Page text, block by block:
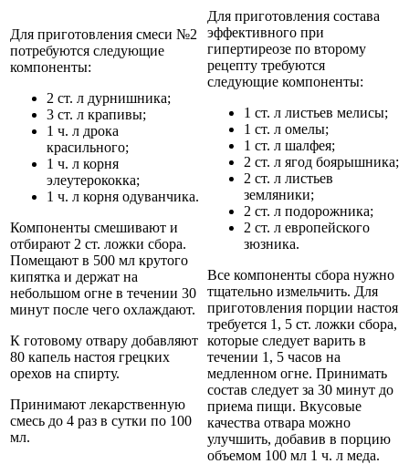
Для приготовления смеси №2
потребуются следующие
компоненты:
2 ст. л дурнишника;
3 ст. л крапивы;
1 ч. л дрока
красильного;
1 ч. л корня
элеутерококка;
1 ч. л корня одуванчика.
Компоненты смешивают и
отбирают 2 ст. ложки сбора.
Помещают в 500 мл крутого
кипятка и держат на
небольшом огне в течении 30
минут после чего охлаждают.
К готовому отвару добавляют
80 капель настоя грецких
орехов на спирту.
Принимают лекарственную
смесь до 4 раз в сутки по 100
мл.
Для приготовления состава
эффективного при
гипертиреозе по второму
рецепту требуются
следующие компоненты:
1 ст. л листьев мелисы;
1 ст. л омелы;
1 ст. л шалфея;
2 ст. л ягод боярышника;
2 ст. л листьев
земляники;
2 ст. л подорожника;
2 ст. л европейского
зюзника.
Все компоненты сбора нужно
тщательно измельчить. Для
приготовления порции настоя
требуется 1, 5 ст. ложки сбора,
которые следует варить в
течении 1, 5 часов на
медленном огне. Принимать
состав следует за 30 минут до
приема пищи. Вкусовые
качества отвара можно
улучшить, добавив в порцию
объемом 100 мл 1 ч. л меда.